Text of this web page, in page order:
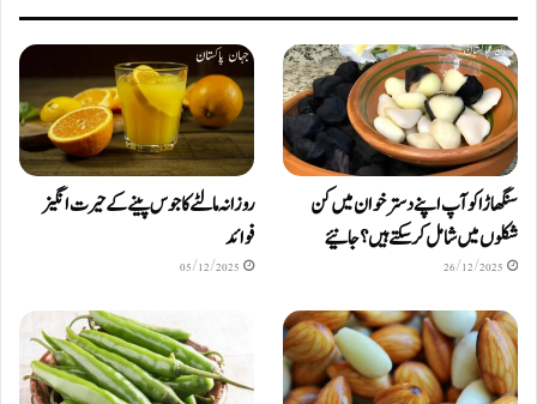
سنگھاڑا کو آپ اپنے دستر خوان میں کن
شکلوں میں شامل کرسکتے ہیں ؟ جانیئے
26/12/2025
روزانہ مالٹے کا جوس پینے کے حیرت انگیز
فوائد
05/12/2025